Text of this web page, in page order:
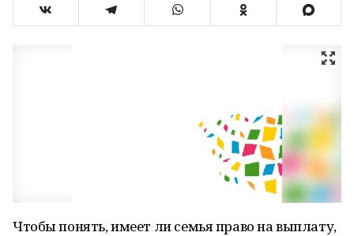
Чтобы понять, имеет ли семья право на выплату,